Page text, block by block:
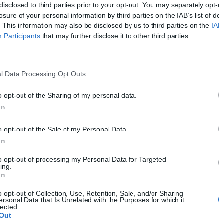
to third parties prior to your opt-out. You may separately
of your personal information by third parties on the IAB’s list of
This information may also be disclosed by us to third parties on the
Participants that may further disclose it to other third parties.
Data Processing Opt Outs
opt-out of the Sharing of my personal data.
opt-out of the Sale of my Personal Data.
opt-out of processing my Personal Data for Targeted
opt-out of Collection, Use, Retention, Sale, and/or Sharing
Data that Is Unrelated with the Purposes for which it
al Trullo. Arrestato un romano
terrorizzava gli autisti con una
di sangue. Aveva chiamato il 3570
pubblico
a a
seriale dei tassisti che li terrorizzava
sporca di sangue in mano. Si tratta di
ritenuto responsabile di almeno tre
dell'Arma gli hanno contestato quelle
sono in corso indagini per risalire ad
colpi messi a segno dal 40enne. La
di mira una tassista di 40 anni; la
a segno poco dopo la mezzanotte nei
Rudy Giuliani a Come States?
americana